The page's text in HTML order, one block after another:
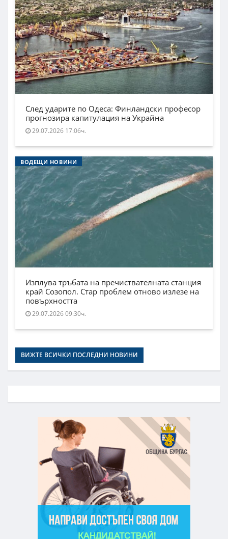
След ударите по Одеса: Финландски професор
прогнозира капитулация на Украйна
29.07.2026 17:06ч.
ВОДЕЩИ НОВИНИ
Изплува тръбата на пречиствателната станция
край Созопол. Стар проблем отново излезе на
повърхността
29.07.2026 09:30ч.
ВИЖТЕ ВСИЧКИ ПОСЛЕДНИ НОВИНИ